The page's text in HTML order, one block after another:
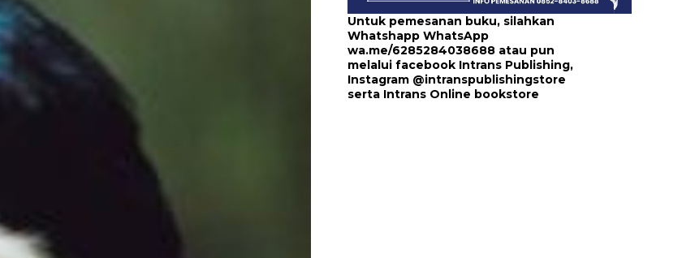
Untuk pemesanan buku, silahkan
Whatshapp WhatsApp
wa.me/6285284038688 atau pun
melalui facebook Intrans Publishing,
Instagram @intranspublishingstore
serta Intrans Online bookstore